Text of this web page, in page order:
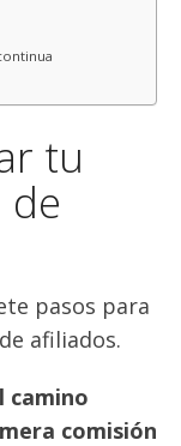
tu
pasos para
afiliados.
camino
comisión